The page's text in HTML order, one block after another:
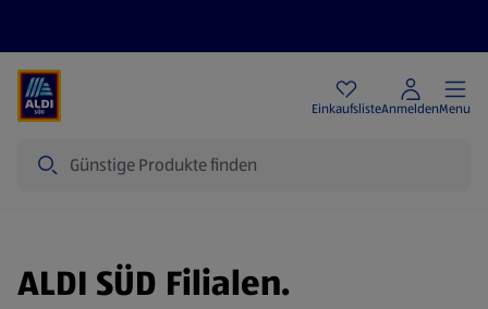
EinkaufslisteAnmeldenMenu
ALDI SÜD Filialen.